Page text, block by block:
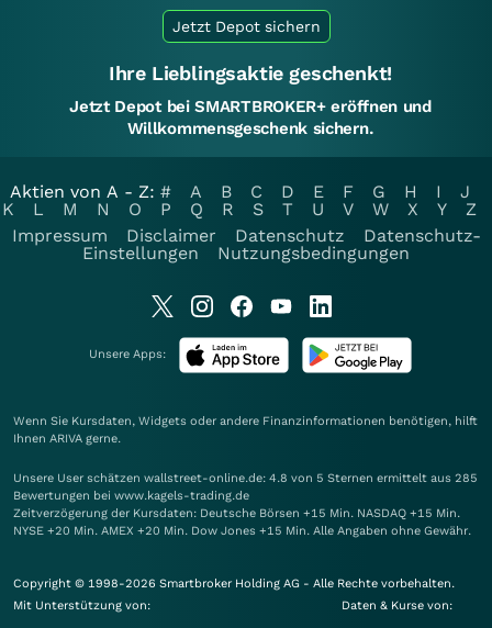
Jetzt Depot sichern
Ihre Lieblingsaktie geschenkt!
Jetzt Depot bei SMARTBROKER+ eröffnen und
Willkommensgeschenk sichern.
Aktien von A - Z: # A B C D E F G H I
J
K
L M N O P Q R S T U V W X Y
Z
Impressum
Disclaimer Datenschutz
Datenschutz-
Einstellungen
Nutzungsbedingungen
Unsere Apps:
Wenn Sie Kursdaten, Widgets oder andere Finanzinformationen benötigen, hilft
Ihnen ARIVA gerne.
Unsere User schätzen wallstreet-online.de: 4.8 von 5 Sternen ermittelt aus 285
Bewertungen bei www.kagels-trading.de
Zeitverzögerung der Kursdaten: Deutsche Börsen +15 Min. NASDAQ +15 Min.
NYSE +20 Min. AMEX +20 Min. Dow Jones +15 Min. Alle Angaben ohne Gewähr.
Copyright © 1998-2026 Smartbroker Holding AG - Alle Rechte vorbehalten.
Mit Unterstützung von:
Daten & Kurse von: